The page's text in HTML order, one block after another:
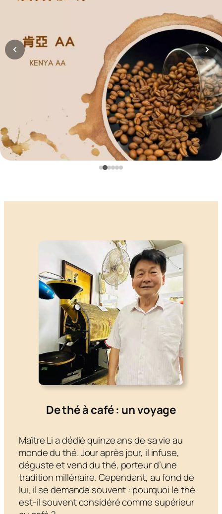
De thé à café : un voyage
Maître Li a dédié quinze ans de sa vie au
monde du thé. Jour après jour, il infuse,
déguste et vend du thé, porteur d’une
tradition millénaire. Cependant, au fond de
lui, il se demande souvent : pourquoi le thé
est-il souvent considéré comme supérieur